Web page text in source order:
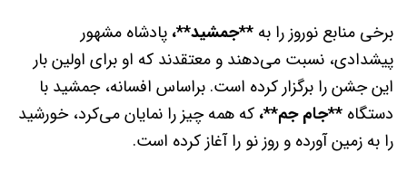
برخی منابع نوروز را به **جمشید**، پادشاه مشهور
پیشدادی، نسبت می‌دهند و معتقدند که او برای اولین بار
این جشن را برگزار کرده است. براساس افسانه، جمشید با
دستگاه **جام جم**، که همه چیز را نمایان می‌کرد، خورشید
را به زمین آورده و روز نو را آغاز کرده است.